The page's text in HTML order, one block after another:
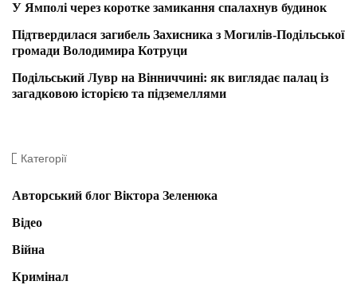
У Ямполі через коротке замикання спалахнув будинок
Підтвердилася загибель Захисника з Могилів-Подільської
громади Володимира Котруци
Подільський Лувр на Вінниччині: як виглядає палац із
загадковою історією та підземеллями
Категорії
Авторський блог Віктора Зеленюка
Відео
Війна
Кримінал